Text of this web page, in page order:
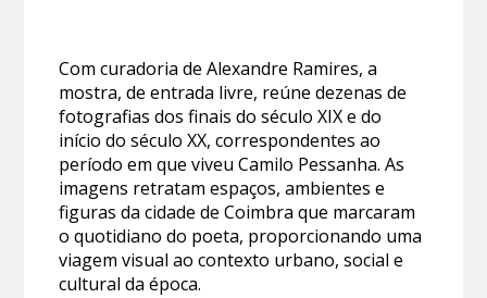
Com curadoria de Alexandre Ramires, a
mostra, de entrada livre, reúne dezenas de
fotografias dos finais do século XIX e do
início do século XX, correspondentes ao
período em que viveu Camilo Pessanha. As
imagens retratam espaços, ambientes e
figuras da cidade de Coimbra que marcaram
o quotidiano do poeta, proporcionando uma
viagem visual ao contexto urbano, social e
cultural da época.